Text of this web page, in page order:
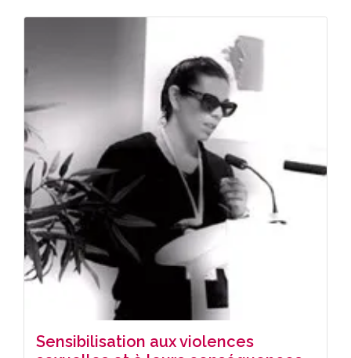
Sensibilisation aux violences